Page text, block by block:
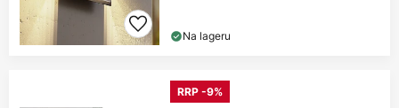
Na lageru
RRP -9%